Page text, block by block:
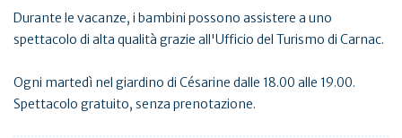
Durante le vacanze, i bambini possono assistere a uno
spettacolo di alta qualità grazie all'Ufficio del Turismo di Carnac.
Ogni martedì nel giardino di Césarine dalle 18.00 alle 19.00.
Spettacolo gratuito, senza prenotazione.